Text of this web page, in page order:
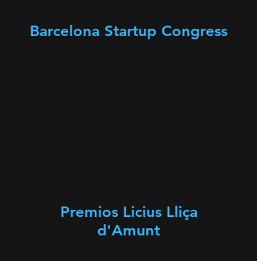
Barcelona Startup Congress
Premios Licius Lliça
d'Amunt